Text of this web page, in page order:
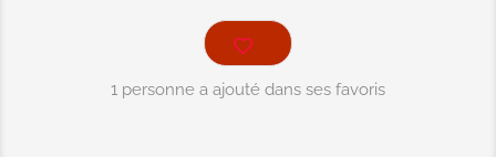
1 personne a ajouté dans ses favoris